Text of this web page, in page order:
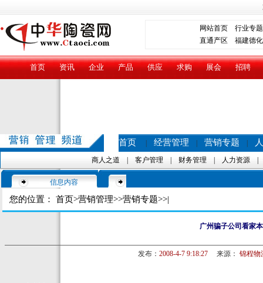
网站首页
行业专题
直通产区 福建德化
首页 资讯 企业 产品 供应 求购 展会 招聘
首页 经营管理 营销专题
商人之道 客户管理 财务管理 人力资源
信息内容
您的位置： 首页>营销管理>>营销专题>>|
广州骗子公司看家
发布： 2008-4-7 9:18:27来源： 锦程物